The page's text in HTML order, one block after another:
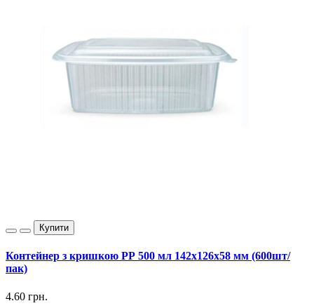
Купити
Контейнер з кришкою РР 500 мл 142х126х58 мм (600шт/
пак)
4.60 грн.